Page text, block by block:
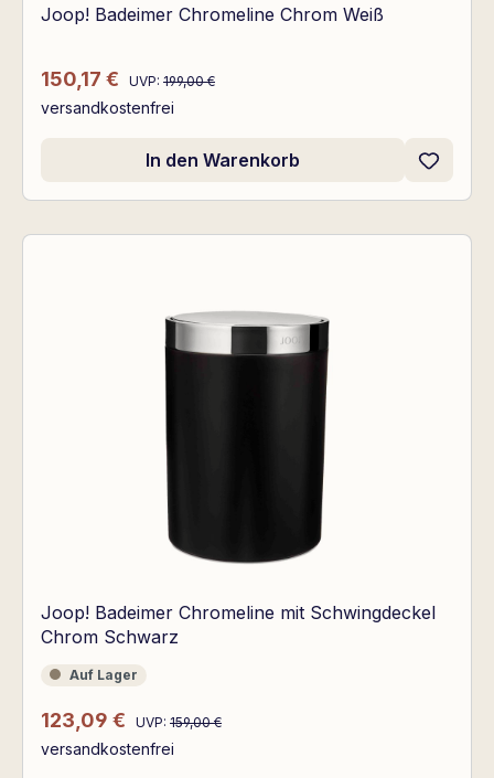
Joop! Badeimer Chromeline Chrom Weiß
Verkaufspreis:
150,17 € Regulärer Preis:
UVP: 199,00 €
versandkostenfrei
In den Warenkorb
Joop! Badeimer Chromeline mit Schwingdeckel
Chrom Schwarz
Auf Lager
Auf Lager
Verkaufspreis:
123,09 € Regulärer Preis:
UVP: 159,00 €
versandkostenfrei